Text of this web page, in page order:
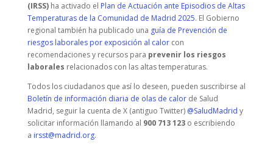
(IRSS)ha activado el Plan de Actuación ante Episodios de Altas
Temperaturas de la Comunidad de Madrid 2025. El Gobierno
regional también ha publicado una guía de Prevención de
riesgos laborales por exposición al calorcon
recomendaciones y recursos para prevenir los riesgos
laborales relacionados con las altas temperaturas.
Todos los ciudadanos que así lo deseen, pueden suscribirse al
Boletín de información diaria de olas de calorde Salud
Madrid, seguir la cuenta de X (antiguo Twitter) @SaludMadrid y
solicitar información llamando al 900 713 123o escribiendo
a irsst@madrid.org.